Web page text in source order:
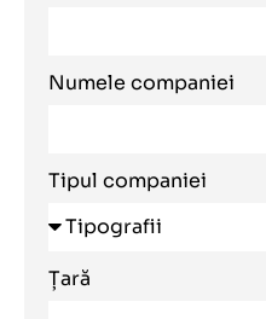
Numele companiei
Tipul companiei
Țară